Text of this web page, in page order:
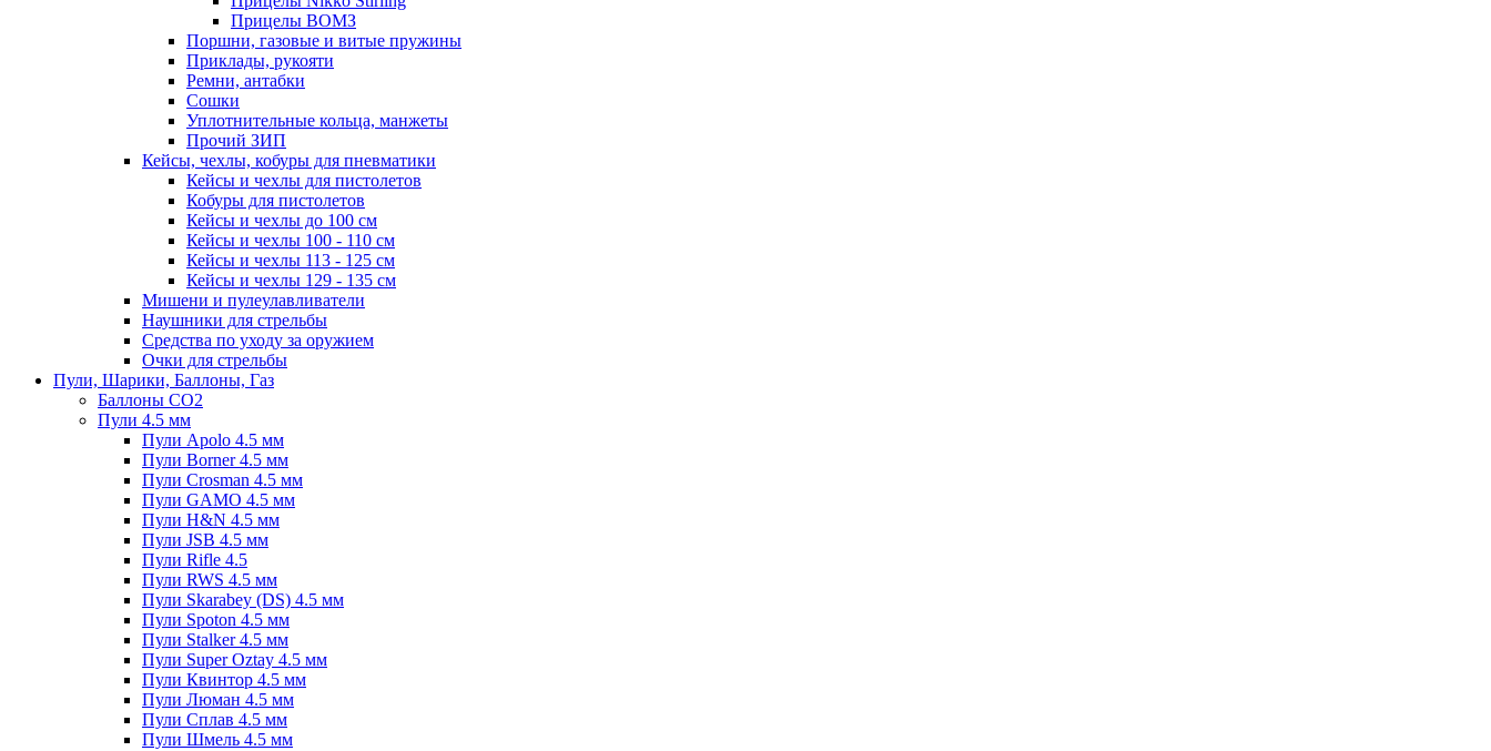
Прицелы ВОМЗ
Поршни, газовые и витые пружины
Приклады, рукояти
Ремни, антабки
Сошки
Уплотнительные кольца, манжеты
Прочий ЗИП
Кейсы, чехлы, кобуры для пневматики
Кейсы и чехлы для пистолетов
Кобуры для пистолетов
Кейсы и чехлы до 100 см
Кейсы и чехлы 100 - 110 см
Кейсы и чехлы 113 - 125 см
Кейсы и чехлы 129 - 135 см
Мишени и пулеулавливатели
Наушники для стрельбы
Средства по уходу за оружием
Очки для стрельбы
Пули, Шарики, Баллоны, Газ
Баллоны CO2
Пули 4.5 мм
Пули Apolo 4.5 мм
Пули Borner 4.5 мм
Пули Crosman 4.5 мм
Пули GAMO 4.5 мм
Пули H&N 4.5 мм
Пули JSB 4.5 мм
Пули Rifle 4.5
Пули RWS 4.5 мм
Пули Skarabey (DS) 4.5 мм
Пули Spoton 4.5 мм
Пули Stalker 4.5 мм
Пули Super Oztay 4.5 мм
Пули Квинтор 4.5 мм
Пули Люман 4.5 мм
Пули Сплав 4.5 мм
Пули Шмель 4.5 мм